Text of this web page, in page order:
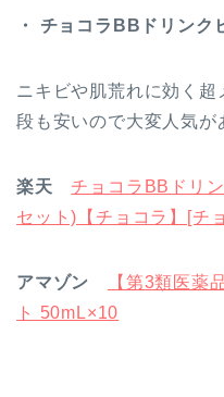
・ チョコラBBドリンク
ニキビや肌荒れに効く
段も安いので大変人気が
楽天
チョコラBBドリ
セット)【チョコラ】[チ
アマゾン
【第3類医薬
ト 50mL×10